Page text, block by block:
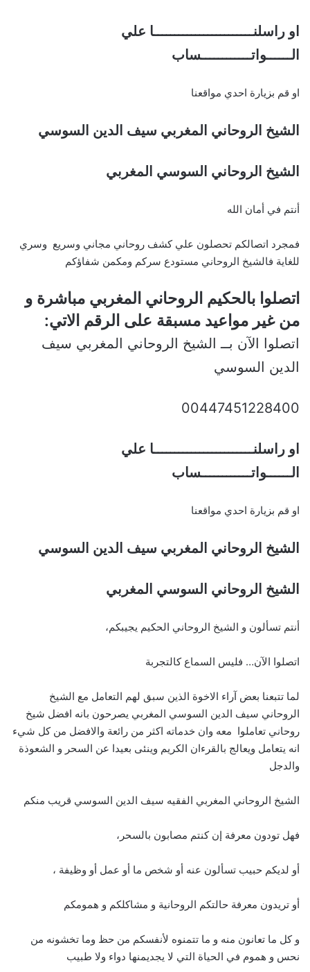
او راسلنــــــــــــــــــــــــا علي
الــــــواتــــــــــــساب
او قم بزيارة احدي مواقعنا
الشيخ الروحاني المغربي سيف الدين السوسي
الشيخ الروحاني السوسي المغربي
أنتم في أمان الله
فمجرد اتصالكم تحصلون علي كشف روحاني مجاني وسريع وسري
للغاية فالشيخ الروحاني مستودع سركم ومكمن شفاؤكم
اتصلوا بالحكيم الروحاني المغربي مباشرة و
من غير مواعيد مسبقة على الرقم الاتي:
اتصلوا الآن بــ الشيخ الروحاني المغربي سيف
الدين السوسي
00447451228400
او راسلنــــــــــــــــــــــــا علي
الــــــواتــــــــــــساب
او قم بزيارة احدي مواقعنا
الشيخ الروحاني المغربي سيف الدين السوسي
الشيخ الروحاني السوسي المغربي
أنتم تسألون و الشيخ الروحاني الحكيم يجيبكم،
اتصلوا الآن… فليس السماع كالتجربة
لما تتبعنا بعض آراء الاخوة الذين سبق لهم التعامل مع الشيخ
الروحاني سيف الدين السوسي المغربي يصرحون بانه افضل شيخ
روحاني تعاملوا معه وان خدماته اكثر من رائعة والافضل من كل شيء
انه يتعامل ويعالج بالقرءان الكريم وينئى بعيدا عن السحر و الشعوذة
والدجل
الشيخ الروحاني المغربي الفقيه سيف الدين السوسي قريب منكم
فهل تودون معرفة إن كنتم مصابون بالسحر،
أو لديكم حبيب تسألون عنه أو شخص ما أو عمل أو وظيفة ،
أو تريدون معرفة حالتكم الروحانية و مشاكلكم و همومكم
و كل ما تعانون منه و ما تتمنوه لأنفسكم من حظ وما تخشونه من
نحس و هموم في الحياة التي لا يجديمنها دواء ولا طبيب